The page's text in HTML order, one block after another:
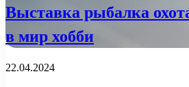
Выставка рыбалка
в мир хобби
22.04.2024